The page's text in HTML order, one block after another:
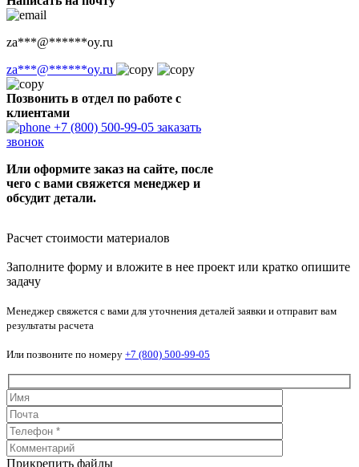
za***@******oy.ru
za***@******oy.ru
Позвонить в отдел по работе с
клиентами
+7 (800) 500-99-05 заказать
звонок
Или оформите заказ на сайте, после
чего с вами свяжется менеджер и
обсудит детали.
Расчет стоимости материалов
Заполните форму и вложите в нее проект или кратко опишите
задачу
Менеджер свяжется с вами для уточнения деталей заявки и отправит вам
результаты расчета
Или позвоните по номеру +7 (800) 500-99-05
Прикрепить файлы